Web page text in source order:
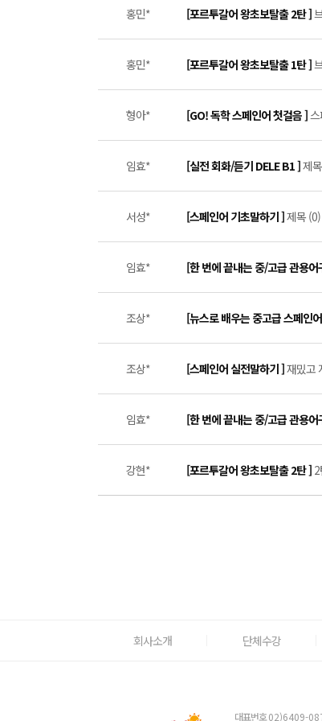
홍민* [포르투갈어 왕초보탈출 2탄 ]
홍민* [포르투갈어 왕초보탈출 1탄 ]
형아* [GO! 독학 스페인어 첫걸음 ]
임효* [실전 회화/듣기 DELE B1 ]제
서성* [스페인어 기초말하기 ]제목 (0)
임효* [한 번에 끝내는 중/고급 관용
조상* [뉴스로 배우는 중고급 스페인
조상* [스페인어 실전말하기 ]재밌고
임효* [한 번에 끝내는 중/고급 관용
강현* [포르투갈어 왕초보탈출 2탄 ]
회사소개 단체수강
대표번호02)6409-